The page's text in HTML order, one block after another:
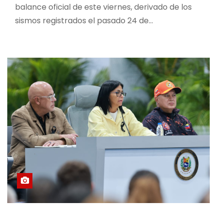
balance oficial de este viernes, derivado de los
sismos registrados el pasado 24 de…